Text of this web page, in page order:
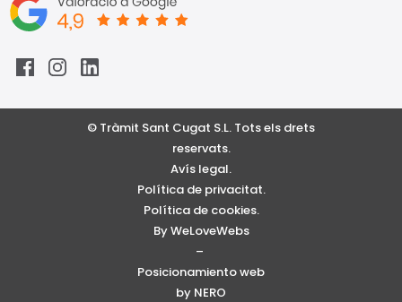
© Tràmit Sant Cugat S.L. Tots els drets
reservats.
Avís legal.
Política de privacitat.
Política de cookies.
By WeLoveWebs
–
Posicionamiento web
by NERO